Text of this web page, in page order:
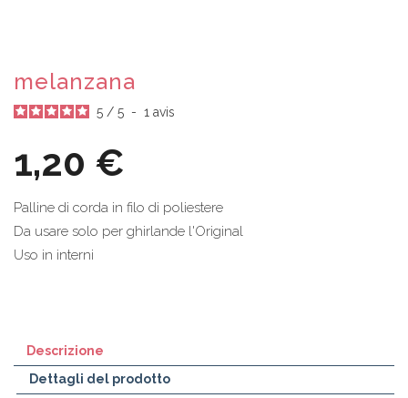
melanzana
5 / 5 - 1 avis
1,20 €
Palline di corda in filo di poliestere
Da usare solo per ghirlande l'Original
Uso in interni
Descrizione
Dettagli del prodotto